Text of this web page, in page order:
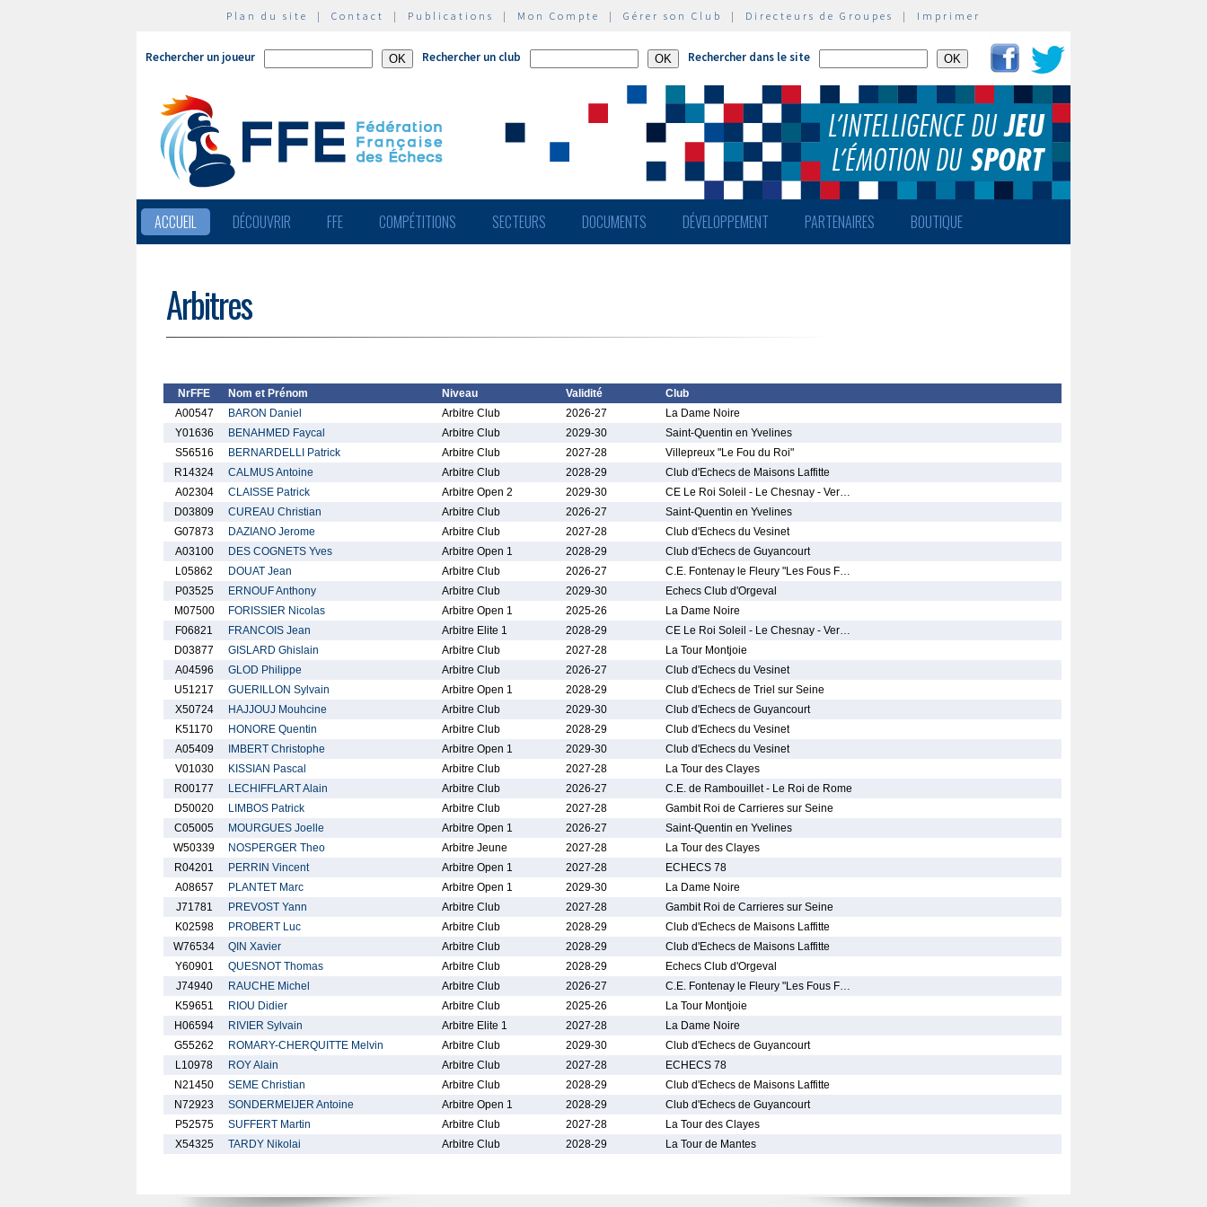
Plan du site | Contact | Publications | Mon Compte | Gérer son Club | Directeurs de Groupes | Imprimer
Rechercher un joueur Rechercher un club Rechercher dans le site
ACCUEIL DÉCOUVRIR FFE COMPÉTITIONS SECTEURS DOCUMENTS DÉVELOPPEMENT PARTENAIRES BOUTIQUE
Arbitres
NrFFE Nom et Prénom Niveau Validité
Club
A00547
BARON Daniel Arbitre Club 2026-27
La Dame Noire
Y01636
BENAHMED Faycal Arbitre Club 2029-30
Saint-Quentin en Yvelines
S56516
BERNARDELLI Patrick Arbitre Club 2027-28
Villepreux "Le Fou du Roi"
R14324
CALMUS Antoine Arbitre Club 2028-29
Club d'Echecs de Maisons Laffitte
A02304
CLAISSE Patrick Arbitre Open 2 2029-30
CE Le Roi Soleil - Le Chesnay - Ver…
D03809
CUREAU Christian Arbitre Club 2026-27
Saint-Quentin en Yvelines
G07873
DAZIANO Jerome Arbitre Club 2027-28
Club d'Echecs du Vesinet
A03100
DES COGNETS Yves Arbitre Open 1 2028-29
Club d'Echecs de Guyancourt
L05862
DOUAT Jean Arbitre Club 2026-27
C.E. Fontenay le Fleury "Les Fous F…
P03525
ERNOUF Anthony Arbitre Club 2029-30
Echecs Club d'Orgeval
M07500
FORISSIER Nicolas Arbitre Open 1 2025-26
La Dame Noire
F06821
FRANCOIS Jean Arbitre Elite 1 2028-29
CE Le Roi Soleil - Le Chesnay - Ver…
D03877
GISLARD Ghislain Arbitre Club 2027-28
La Tour Montjoie
A04596
GLOD Philippe Arbitre Club 2026-27
Club d'Echecs du Vesinet
U51217
GUERILLON Sylvain Arbitre Open 1 2028-29
Club d'Echecs de Triel sur Seine
X50724
HAJJOUJ Mouhcine Arbitre Club 2029-30
Club d'Echecs de Guyancourt
K51170
HONORE Quentin Arbitre Club 2028-29
Club d'Echecs du Vesinet
A05409
IMBERT Christophe Arbitre Open 1 2029-30
Club d'Echecs du Vesinet
V01030
KISSIAN Pascal Arbitre Club 2027-28
La Tour des Clayes
R00177
LECHIFFLART Alain Arbitre Club 2026-27
C.E. de Rambouillet - Le Roi de Rome
D50020
LIMBOS Patrick Arbitre Club 2027-28
Gambit Roi de Carrieres sur Seine
C05005
MOURGUES Joelle Arbitre Open 1 2026-27
Saint-Quentin en Yvelines
W50339
NOSPERGER Theo Arbitre Jeune 2027-28
La Tour des Clayes
R04201
PERRIN Vincent Arbitre Open 1 2027-28
ECHECS 78
A08657
PLANTET Marc Arbitre Open 1 2029-30
La Dame Noire
J71781
PREVOST Yann Arbitre Club 2027-28
Gambit Roi de Carrieres sur Seine
K02598
PROBERT Luc Arbitre Club 2028-29
Club d'Echecs de Maisons Laffitte
W76534
QIN Xavier Arbitre Club 2028-29
Club d'Echecs de Maisons Laffitte
Y60901
QUESNOT Thomas Arbitre Club 2028-29
Echecs Club d'Orgeval
J74940
RAUCHE Michel Arbitre Club 2026-27
C.E. Fontenay le Fleury "Les Fous F…
K59651
RIOU Didier Arbitre Club 2025-26
La Tour Montjoie
H06594
RIVIER Sylvain Arbitre Elite 1 2027-28
La Dame Noire
G55262
ROMARY-CHERQUITTE Melvin Arbitre Club 2029-30
Club d'Echecs de Guyancourt
L10978
ROY Alain Arbitre Club 2027-28
ECHECS 78
N21450
SEME Christian Arbitre Club 2028-29
Club d'Echecs de Maisons Laffitte
N72923
SONDERMEIJER Antoine Arbitre Open 1 2028-29
Club d'Echecs de Guyancourt
P52575
SUFFERT Martin Arbitre Club 2027-28
La Tour des Clayes
X54325
TARDY Nikolai Arbitre Club 2028-29 La Tour de Mantes